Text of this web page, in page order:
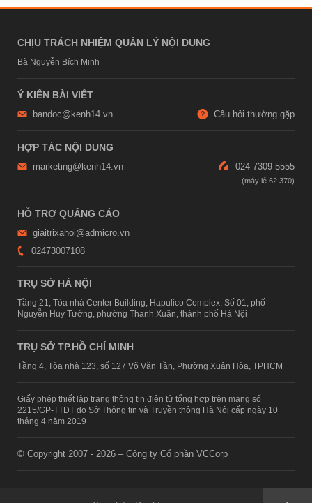
CHỊU TRÁCH NHIỆM QUẢN LÝ NỘI DUNG
Bà Nguyễn Bích Minh
Ý KIẾN BÀI VIẾT
bandoc@kenh14.vn Câu hỏi thường gặp
HỢP TÁC NỘI DUNG
marketing@kenh14.vn 024 7309 5555
HỖ TRỢ QUẢNG CÁO
giaitrixahoi@admicro.vn
02473007108
TRỤ SỞ HÀ NỘI
Tầng 21, Tòa nhà Center Building, Hapulico Complex, Số 01, phố
Nguyễn Huy Tưởng, phường Thanh Xuân, thành phố Hà Nội
TRỤ SỞ TP.HỒ CHÍ MINH
Tầng 4, Tòa nhà 123, số 127 Võ Văn Tần, Phường Xuân Hòa, TPHCM
Giấy phép thiết lập trang thông tin điện tử tổng hợp trên mạng số
2215/GP-TTĐT do Sở Thông tin và Truyền thông Hà Nội cấp ngày 10
tháng 4 năm 2019
© Copyright 2007 - 2026 – Công ty Cổ phần VCCorp